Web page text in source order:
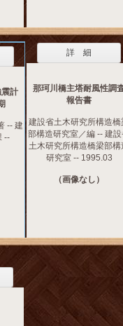
計
-- 建
--
詳 細
那珂川橋主塔耐風性調
報告書
建設省土木研究所構造橋
部構造研究室／編 -- 建
土木研究所構造橋梁部構
研究室 -- 1995.03
（画像なし）